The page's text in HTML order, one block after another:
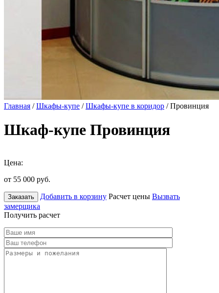
Главная /Шкафы-купе /Шкафы-купе в коридор / Провинция
Шкаф-купе Провинция
Цена:
от 55 000 руб.
Заказать Добавить в корзину Расчет цены Вызвать
замерщика
Получить расчет